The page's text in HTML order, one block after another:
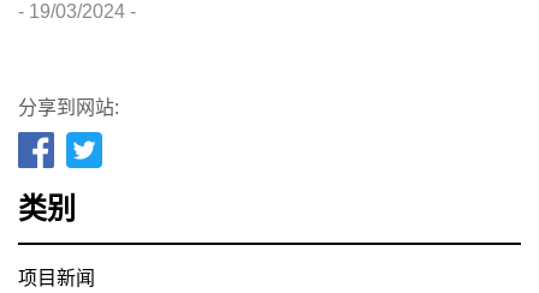
- 19/03/2024 -
分享到网站:
类别
项目新闻